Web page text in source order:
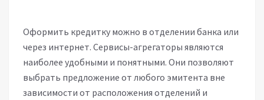
Оформить кредитку можно в отделении банка или
через интернет. Сервисы-агрегаторы являются
наиболее удобными и понятными. Они позволяют
выбрать предложение от любого эмитента вне
зависимости от расположения отделений и